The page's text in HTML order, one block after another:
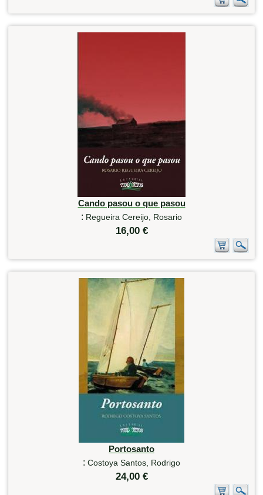
Cando pasou o que pasou
: Regueira Cereijo, Rosario
16,00 €
Portosanto
: Costoya Santos, Rodrigo
24,00 €